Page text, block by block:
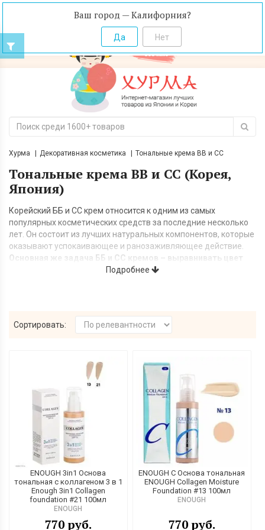
Ваш город — Калифорния?
Хурма Декоративная косметика Тональные крема BB и CC
Тональные крема BB и CC (Корея,
Япония)
Корейский ББ и CC крем относится к одним из самых
популярных косметических средств за последние несколько
лет. Он состоит из лучших натуральных компонентов, которые
оказывают успокаивающее и ранозаживляющее действие.
Основная же задача ББ и СС кремов – выравнивать цвет
лица и маскировать его недостатки. Чем отличаются эти
Уникальные свойства ББ крема
ББ крем был изобретен в Германии в 1968 году врачом-
дерматологом Кристиной Шраммек. Однако с течением лет
его формула была значительно изменена и
Подробнее
Сортировать:
ENOUGH 3in1 Основа
тональная с коллагеном 3 в 1
Enough 3in1 Collagen
foundation #21 100мл
ENOUGH
770 руб.
ENOUGH C Основа тональная
ENOUGH Collagen Moisture
Foundation #13 100мл
ENOUGH
770 руб.